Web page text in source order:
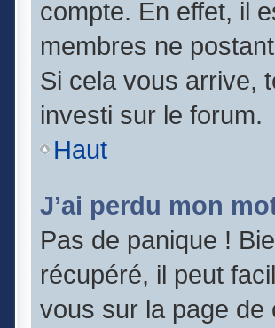
compte. En effet, il
membres ne
Si cela vous arrive,
investi sur le forum.
Haut
J’ai perdu mon
Pas de panique !
récupéré, il peut
vous sur la page